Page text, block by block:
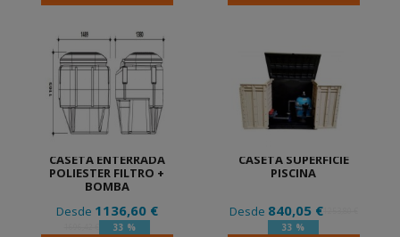
CASETA ENTERRADA
POLIESTER FILTRO +
BOMBA
Desde 1136,60 €
33 %
CASETA SUPERFICIE
PISCINA
Desde 840,05 €1253,80 €
33 %